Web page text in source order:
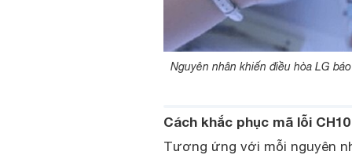
Nguyên nhân khiến điều hòa LG
Cách khắc phục mã lỗi
Tương ứng với mỗi nguyên